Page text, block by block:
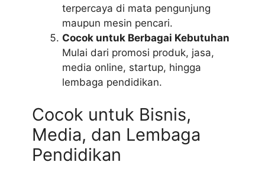
terpercaya di mata pengunjung
maupun mesin pencari.
Cocok untuk Berbagai Kebutuhan
Mulai dari promosi produk, jasa,
media online, startup, hingga
lembaga pendidikan.
Cocok untuk Bisnis,
Media, dan Lembaga
Pendidikan